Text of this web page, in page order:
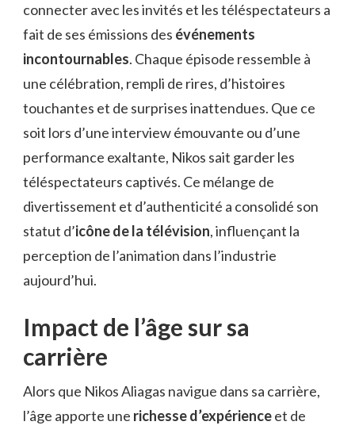
connecter avec les invités et les téléspectateurs a
fait de ses émissions des événements
incontournables. Chaque épisode ressemble à
une célébration, rempli de rires, d’histoires
touchantes et de surprises inattendues. Que ce
soit lors d’une interview émouvante ou d’une
performance exaltante, Nikos sait garder les
téléspectateurs captivés. Ce mélange de
divertissement et d’authenticité a consolidé son
statut d’icône de la télévision, influençant la
perception de l’animation dans l’industrie
aujourd’hui.
Impact de l’âge sur sa
carrière
Alors que Nikos Aliagas navigue dans sa carrière,
l’âge apporte une richesse d’expérienceet de